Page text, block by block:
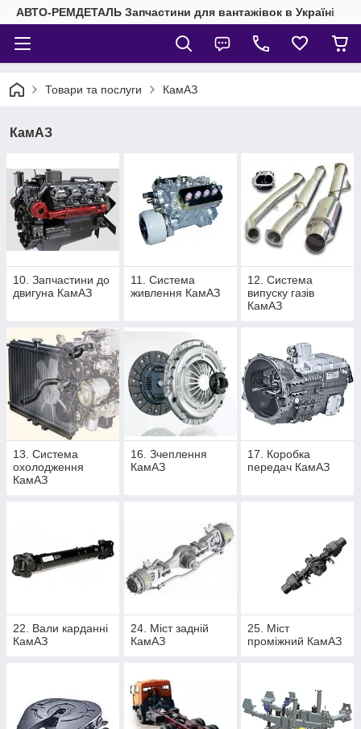
АВТО-РЕМДЕТАЛЬ Запчастини для вантажівок в Україні
Товари та послуги КамАЗ
КамАЗ
10. Запчастини до
двигуна КамАЗ
11. Система
живлення КамАЗ
12. Система
випуску газів
КамАЗ
13. Система
охолодження
КамАЗ
16. Зчеплення
КамАЗ
17. Коробка
передач КамАЗ
22. Вали карданні
КамАЗ
24. Міст задній
КамАЗ
25. Міст
проміжний КамАЗ